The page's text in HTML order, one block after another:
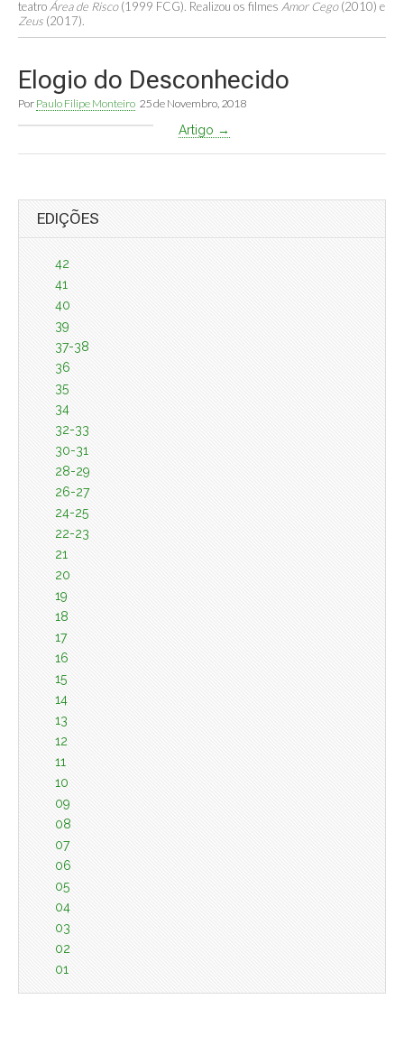
teatro Área de Risco(1999 FCG). Realizou os filmes Amor Cego(2010) e
Zeus (2017).
Elogio do Desconhecido
Por Paulo Filipe Monteiro 25 de Novembro, 2018
Artigo →
EDIÇÕES
42
41
40
39
37-38
36
35
34
32-33
30-31
28-29
26-27
24-25
22-23
21
20
19
18
17
16
15
14
13
12
11
10
09
08
07
06
05
04
03
02
01